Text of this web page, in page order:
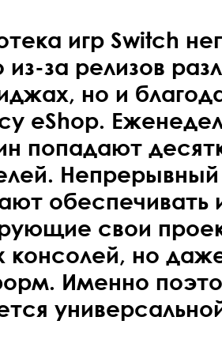
игр Switch
из-за релизов
но и
eShop.
попадают
обеспечивать
свои
консолей, но
Именно